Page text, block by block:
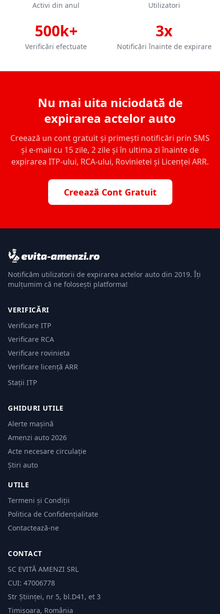
Activi din anul Utilizatori
500k+
Verificări efectuate
3x
Notificări înainte de expirare
Nu mai uita niciodată de
expirarea actelor auto
Creează un cont gratuit și primești notificări prin SMS
și e-mail cu 15 zile, 2 zile și în ultima zi înainte de
expirarea ITP-ului, RCA-ului, Rovinietei și Licenței ARR.
Creează Cont Gratuit
Notificăm utilizatorii de expirarea actelor auto din 2019. Îți
mulțumim că ne folosești platforma!
VERIFICĂRI
Verificare ITP
Verificare RCA
Verificare rovinieta
Verificare licență ARR
Stații ITP
GHIDURI UTILE
Alerte mașină
Amenzi auto 2026
Acte necesare circulație
Știri auto
UTILE
Termeni și Condiții
Politica de Confidențialitate
Contactează-ne
CONTACT
SC EVITĂ AMENZI SRL
CUI: 47006778
Str Științei, nr 5, bl.D41, et 3
Timișoara, România